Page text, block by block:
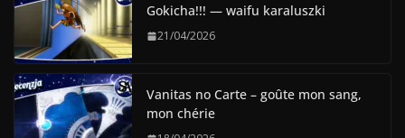
Gokicha!!! — waifu karaluszki
21/04/2026
Vanitas no Carte – goûte mon sang,
mon chérie